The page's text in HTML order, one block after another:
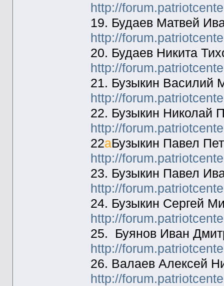
http://
19. Будаев Матвей
http://
20. Будаев Никита
http://
21. Бузыкин Василий
http://
22. Бузыкин Николай
http://
22аБузыкин Павел
http://
23. Бузыкин Павел
http://
24. Бузыкин Сергей
http://
25. Буянов Иван
http://
26. Валаев Алексей
http://